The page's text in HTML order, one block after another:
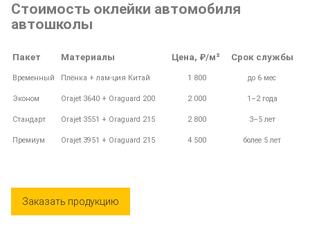
Стоимость оклейки автомобиля
автошколы
Пакет Материалы Цена, ₽/м² Срок службы
Временный Плёнка + лам-ция Китай 1 800 до 6 мес
Эконом Orajet 3640 + Oraguard 200 2 000 1–2 года
Стандарт Orajet 3551 + Oraguard 215 2 800 3–5 лет
Премиум Orajet 3951 + Oraguard 215 4 500 более 5 лет
Заказать продукцию